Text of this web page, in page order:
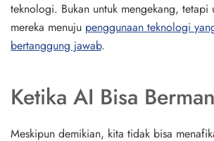
teknologi. Bukan untuk mengekang, tetapi
mereka menuju penggunaan teknologi
bertanggung jawab.
Ketika AI Bisa
Meskipun demikian, kita tidak bisa